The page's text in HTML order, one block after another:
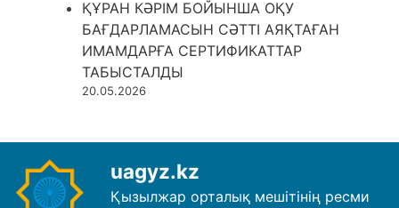
ҚҰРАН КӘРІМ БОЙЫНША ОҚУ
БАҒДАРЛАМАСЫН СӘТТІ АЯҚТАҒАН
ИМАМДАРҒА СЕРТИФИКАТТАР
ТАБЫСТАЛДЫ
20.05.2026
uagyz.kz
Қызылжар орталық мешітінің ресми